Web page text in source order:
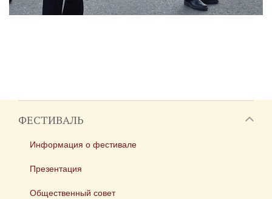
ФЕСТИВАЛЬ
Информация о фестивале
Презентация
Общественный совет